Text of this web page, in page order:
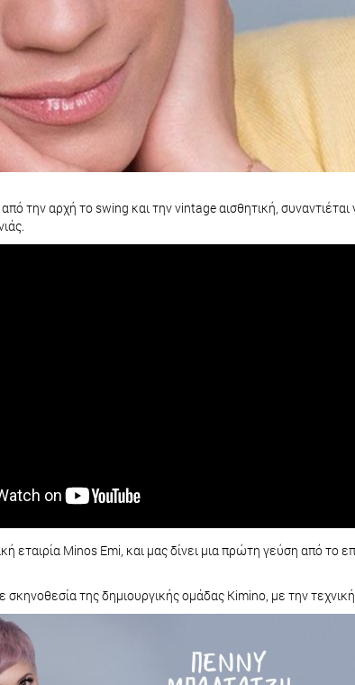
την αρχή το swing και την vintage αισθητική,
εταιρία Minos Emi, και μας δίνει μια πρώτη γεύση από
της δημιουργικής ομάδας Kimino, με την